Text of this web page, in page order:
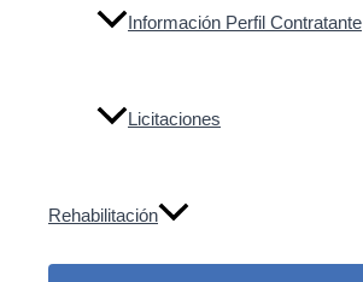
Información Perfil Contratante
Licitaciones
Rehabilitación